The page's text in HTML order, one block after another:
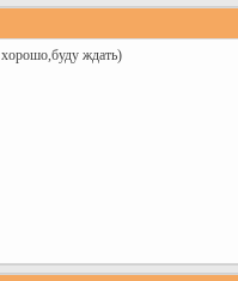
хорошо,буду ждать)